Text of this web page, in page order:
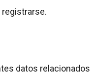
registrarse.
datos relacionados